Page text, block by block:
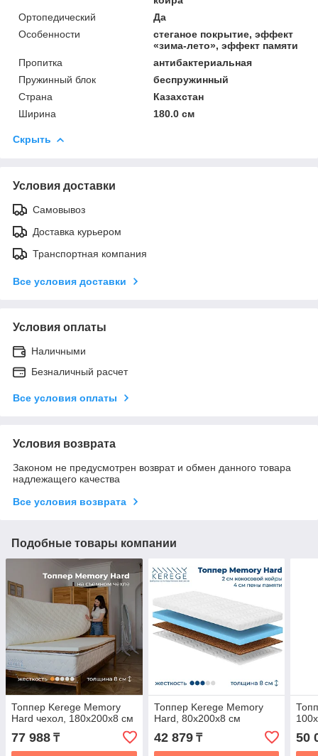
Ортопедический
Да
Особенности
стеганое покрытие, эффект
«зима-лето», эффект памяти
Пропитка
антибактериальная
Пружинный блок
беспружинный
Страна
Казахстан
Ширина
180.0 см
Скрыть
Условия доставки
Самовывоз
Доставка курьером
Транспортная компания
Все условия доставки
Условия оплаты
Наличными
Безналичный расчет
Все условия оплаты
Условия возврата
Законом не предусмотрен возврат и обмен данного товара
надлежащего качества
Все условия возврата
Подобные товары компании
Топпер Kerege Memory
Hard чехол, 180x200x8 см
77 988 ₸
Топпер Kerege Memory
Hard, 80x200x8 см
42 879₸ 50